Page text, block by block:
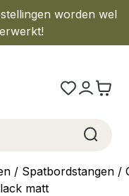
worden wel
/ Spatbordstangen /
matt